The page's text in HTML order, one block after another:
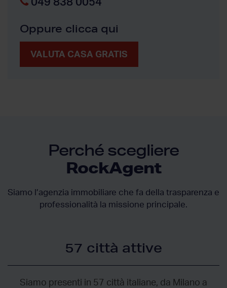
Oppure clicca qui
VALUTA CASA GRATIS
Perché scegliere
RockAgent
Siamo l’agenzia immobiliare che fa della trasparenza e
professionalità la missione principale.
57 città attive
Siamo presenti in 57 città italiane, da Milano a